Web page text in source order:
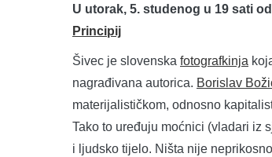
U utorak, 5. studenog u 19 sati
Principij
Šivec je slovenska fotografkinja
nagrađivana autorica. Borislav
materijalističkom, odnosno
Tako to uređuju moćnici (vladari iz
i ljudsko tijelo. Ništa nije